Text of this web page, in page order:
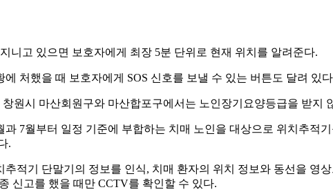
니고 있으면 보호자에게 최장 5분 단위로 현재 위치를 알려준다.
처했을 때 보호자에게 SOS 신호를 보낼 수 있는 버튼도 달려 있
원시 마산회원구와 마산합포구에서는 노인장기요양등급을 받
과 7월부터 일정 기준에 부합하는 치매 노인을 대상으로 위치추
.
적기 단말기의 정보를 인식, 치매 환자의 위치 정보와 동선을 영
신고를 했을 때만 CCTV를 확인할 수 있다.